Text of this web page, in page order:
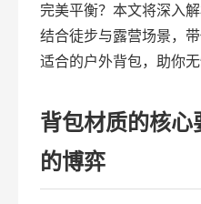
完美平衡？本文将深入
结合徒步与露营场景，
适合的户外背包，助你无
背包材质的核
的博弈